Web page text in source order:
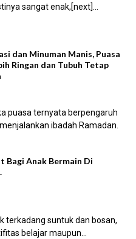
sangat enak,[next]...
dan Minuman Manis, Puasa
Ringan dan Tubuh Tetap
puasa ternyata berpengaruh
ibadah Ramadan.
Bagi Anak Bermain Di
terkadang suntuk dan bosan,
belajar maupun...